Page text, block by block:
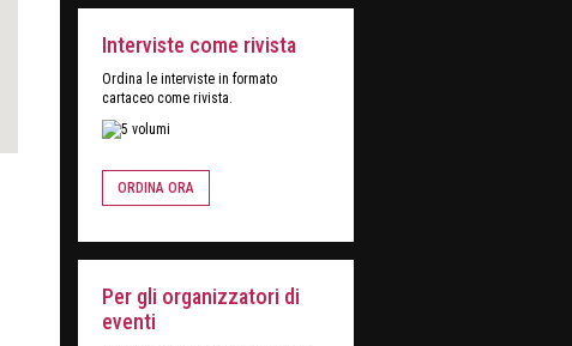
Interviste come rivista
Ordina le interviste in formato
cartaceo come rivista.
ORDINA ORA
Per gli organizzatori di
eventi